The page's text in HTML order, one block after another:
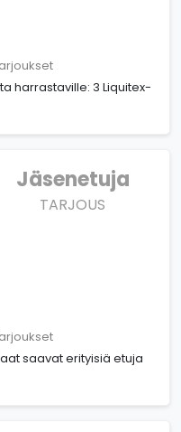
harrastaville: 3 Liquitex-
Jäsenetuja
TARJOUS
saavat erityisiä etuja